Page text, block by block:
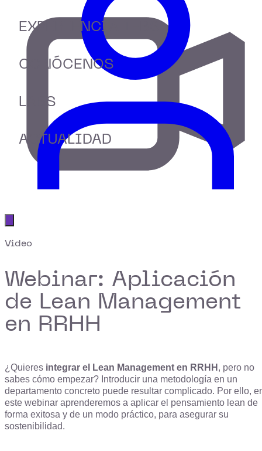
EXPERIENCIA IEBS
CONÓCENOS
LABS
ACTUALIDAD
Video
Webinar: Aplicación
de Lean Management
en RRHH
¿Quieres integrar el Lean Management en RRHH , pero no
sabes cómo empezar? Introducir una metodología en un
departamento concreto puede resultar complicado. Por ello,
este webinar aprenderemos a aplicar el pensamiento lean de
forma exitosa y de un modo práctico, para asegurar su
sostenibilidad.